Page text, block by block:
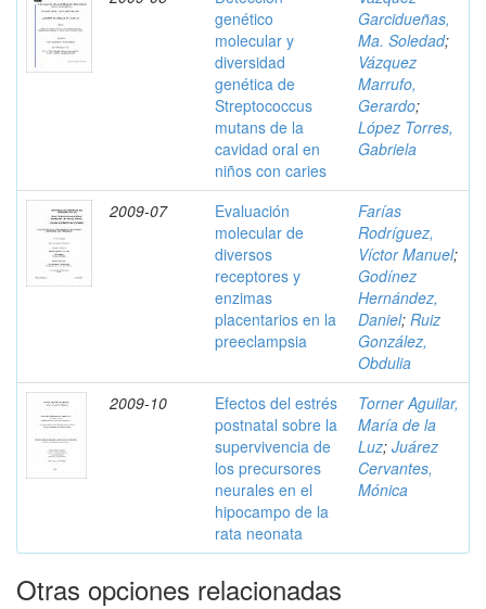
genético
molecular y
diversidad
genética de
Streptococcus
mutans de la
cavidad oral en
niños con caries
Garcidueñas,
Ma. Soledad;
Vázquez
Marrufo,
Gerardo;
López Torres,
Gabriela
2009-07
Evaluación
molecular de
diversos
receptores y
enzimas
placentarios en la
preeclampsia
Farías
Rodríguez,
Víctor Manuel;
Godínez
Hernández,
Daniel; Ruiz
González,
Obdulia
2009-10
Efectos del estrés
postnatal sobre la
supervivencia de
los precursores
neurales en el
hipocampo de la
rata neonata
Torner Aguilar,
María de la
Luz; Juárez
Cervantes,
Mónica
Otras opciones relacionadas